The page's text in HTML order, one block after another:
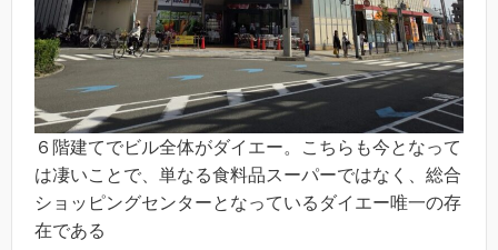
６階建てでビル全体がダイエー。こちらも今となって
は凄いことで、単なる食料品スーパーではなく、総合
ショッピングセンターとなっているダイエー唯一の存
在である